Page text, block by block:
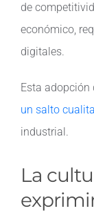
de
económico,
digitales.
Esta adopción
un salto
industrial.
La